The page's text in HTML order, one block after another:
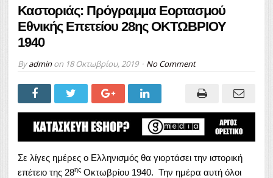
Καστοριάς: Πρόγραμμα Εορτασμού
Εθνικής Επετείου 28ης ΟΚΤΩΒΡΙΟΥ
1940
Byadminon 18 Οκτωβρίου, 2019 No Comment
Σε λίγες ημέρες ο Ελληνισμός θα γιορτάσει την ιστορική
επέτειο της 28ης Οκτωβρίου 1940. Την ημέρα αυτή όλοι